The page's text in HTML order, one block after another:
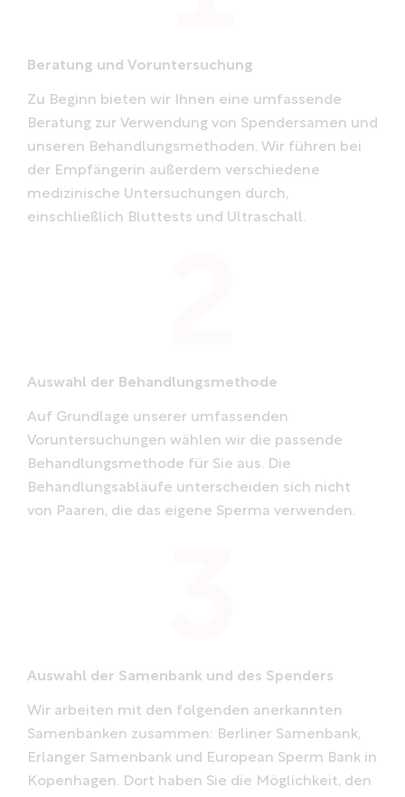
Beratung und Voruntersuchung
Zu Beginn bieten wir Ihnen eine umfassende
Beratung zur Verwendung von Spendersamen und
unseren Behandlungsmethoden. Wir führen bei
der Empfängerin außerdem verschiedene
medizinische Untersuchungen durch,
einschließlich Bluttests und Ultraschall.
Auswahl der Behandlungsmethode
Auf Grundlage unserer umfassenden
Voruntersuchungen wählen wir die passende
Behandlungsmethode für Sie aus. Die
Behandlungsabläufe unterscheiden sich nicht
von Paaren, die das eigene Sperma verwenden.
Auswahl der Samenbank und des Spenders
Wir arbeiten mit den folgenden anerkannten
Samenbanken zusammen: Berliner Samenbank,
Erlanger Samenbank und European Sperm Bank in
Kopenhagen. Dort haben Sie die Möglichkeit, den